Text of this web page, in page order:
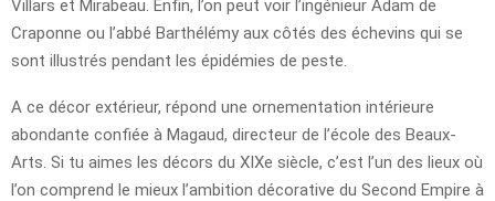
Villars et Mirabeau. Enfin, l’on peut voir l’ingénieur Adam de
Craponne ou l’abbé Barthélémy aux côtés des échevins qui se
sont illustrés pendant les épidémies de peste.
A ce décor extérieur, répond une ornementation intérieure
abondante confiée à Magaud, directeur de l’école des Beaux-
Arts. Si tu aimes les décors du XIXe siècle, c’est l’un des lieux où
l’on comprend le mieux l’ambition décorative du Second Empire à